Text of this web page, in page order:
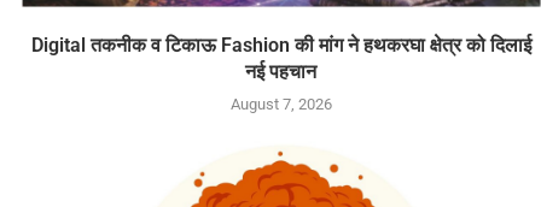
Digital तकनीक व टिकाऊ Fashion की मांग ने हथकरघा क्षेत्र को दिलाई
नई पहचान
August 7, 2026